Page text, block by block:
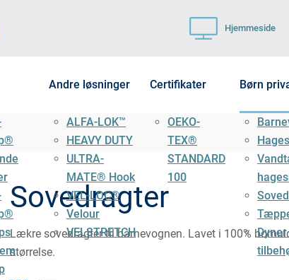
Hjemmeside
Andre løsninger
ALFA-LOK™
HEAVY DUTY
ULTRA-
MATE® Hook
VEL-LOC®
Velour
VELSTRETCH
Certifikater
OEKO-
TEX®
STANDARD
100
Børn
Sovedragter
Lækre sovedragter til barnevognen. Lavet i 100%
størrelse.